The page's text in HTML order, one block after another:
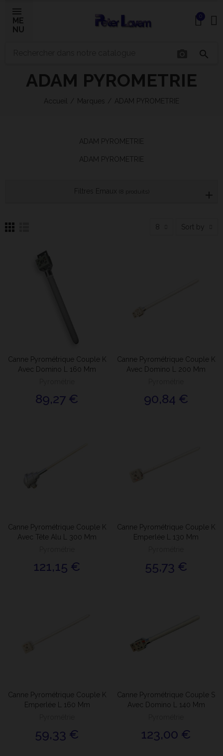
ME
NU
0
search
ADAM PYROMETRIE
Accueil Marques ADAM PYROMETRIE
ADAM PYROMETRIE
ADAM PYROMETRIE
Filtres Emaux (8 produits)
8 Sort by
Canne Pyrométrique Couple K
Avec Domino L 160 Mm
89,27 €
Canne Pyrométrique Couple K
Avec Domino L 200 Mm
90,84 €
Canne Pyrométrique Couple K
Avec Tête Alu L 300 Mm
121,15 €
Canne Pyrométrique Couple K
Emperlée L 130 Mm
55,73 €
Canne Pyrométrique Couple K
Emperlée L 160 Mm
59,33 €
Canne Pyrométrique Couple S
Avec Domino L 140 Mm
123,00 €
Comment puis-je vous aider aujourd'hui ?